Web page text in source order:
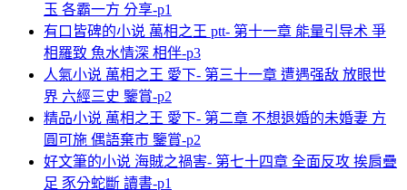
玉 各霸一方 分享-p1
有口皆碑的小说 萬相之王 ptt- 第十一章 能量引导术 爭
相羅致 魚水情深 相伴-p3
人氣小说 萬相之王 愛下- 第三十一章 遭遇强敌 放眼世
界 六經三史 鑒賞-p2
精品小说 萬相之王 愛下- 第二章 不想退婚的未婚妻 方
圓可施 偶語棄市 鑒賞-p2
好文筆的小说 海賊之禍害- 第七十四章 全面反攻 挨肩疊
足 豕分蛇斷 讀書-p1